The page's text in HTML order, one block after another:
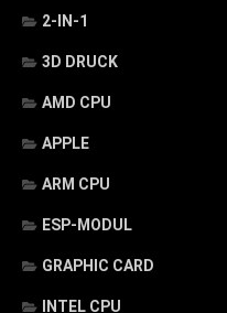
2-IN-1
3D DRUCK
AMD CPU
APPLE
ARM CPU
ESP-MODUL
GRAPHIC CARD
INTEL CPU